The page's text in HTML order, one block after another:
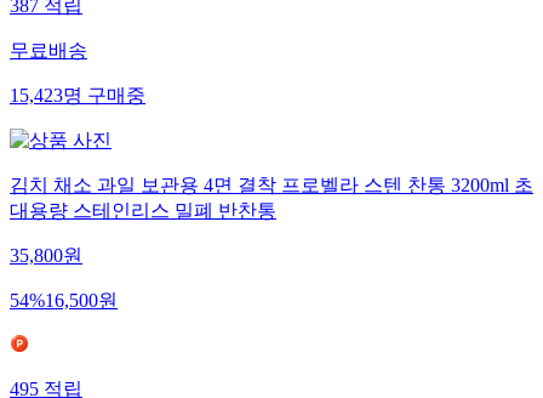
387적립
무료배송
15,423명구매중
김치 채소 과일 보관용 4면 결착 프로벨라 스텐 찬통 3200ml 초
대용량 스테인리스 밀폐 반찬통
35,800원
54%16,500원